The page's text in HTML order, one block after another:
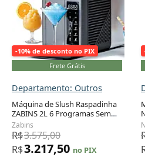
-10% de desconto no PIX
Frete Grátis
Departamento: Outros
Máquina de Slush Raspadinha
ZABINS 2L 6 Programas Sem
Gelo Auto Limpeza 110V
Zabins
R$3.575,00
R$3.217,50 no PIX
Adicionar ao carrinho